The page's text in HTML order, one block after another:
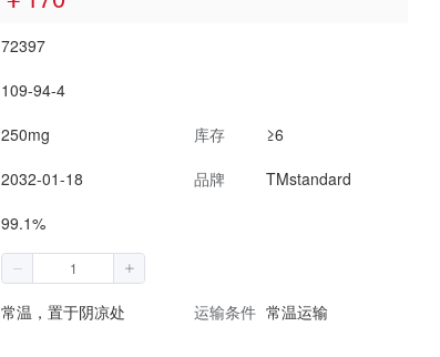
72397
109-94-4
250mg 库存
≥6
2032-01-18 品牌
TMstandard
99.1%
常温，置于阴凉处 运输条件 常温运输